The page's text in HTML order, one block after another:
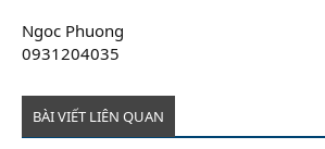
Ngoc Phuong
0931204035
BÀI VIẾT LIÊN QUAN